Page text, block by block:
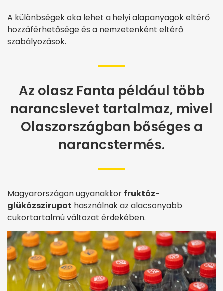
A különbségek oka lehet a helyi alapanyagok eltérő
hozzáférhetősége és a nemzetenként eltérő
szabályozások.
Az olasz Fanta például több
narancslevet tartalmaz, mivel
Olaszországban bőséges a
narancstermés.
Magyarországon ugyanakkor fruktóz-
glükózszirupot használnak az alacsonyabb
cukortartalmú változat érdekében.